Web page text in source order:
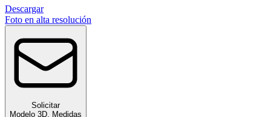
Descargar
Foto en alta resolución
Solicitar
Modelo 3D
Medidas